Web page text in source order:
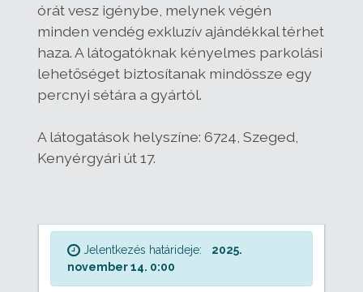
órát vesz igénybe, melynek végén
minden vendég exkluzív ajándékkal térhet
haza. A látogatóknak kényelmes parkolási
lehetőséget biztosítanak mindössze egy
percnyi sétára a gyártól.
A látogatások helyszíne: 6724, Szeged,
Kenyérgyári út 17.
Jelentkezés határideje:
2025.
november 14. 0:00